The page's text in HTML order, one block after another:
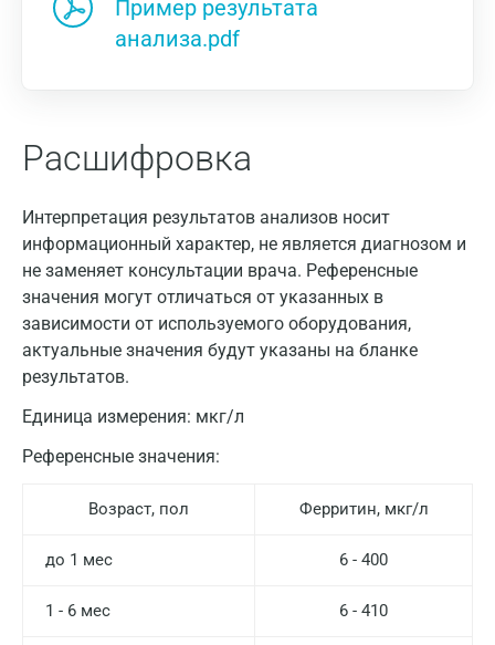
Пример результата
анализа.pdf
Расшифровка
Интерпретация результатов анализов носит
информационный характер, не является диагнозом и
не заменяет консультации врача. Референсные
значения могут отличаться от указанных в
зависимости от используемого оборудования,
актуальные значения будут указаны на бланке
результатов.
Единица измерения: мкг/л
Референсные значения:
Возраст, пол Ферритин, мкг/л
до 1 мес 6 - 400
1 - 6 мес 6 - 410